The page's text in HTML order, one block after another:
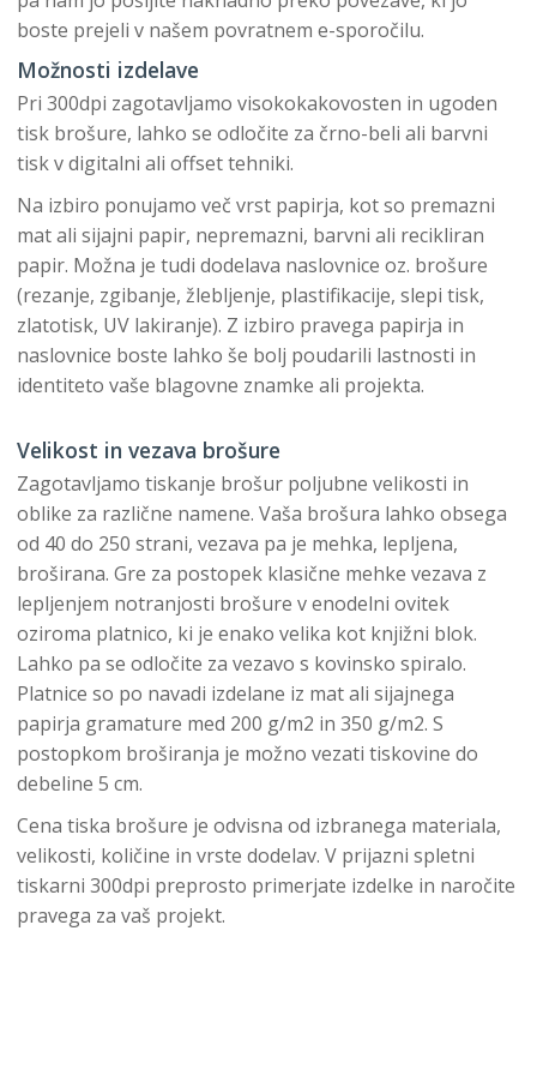
boste prejeli v našem povratnem e-sporočilu.
Možnosti izdelave
Pri 300dpi zagotavljamo visokokakovosten in ugoden
tisk brošure, lahko se odločite za črno-beli ali barvni
tisk v digitalni ali offset tehniki.
Na izbiro ponujamo več vrst papirja, kot so premazni
mat ali sijajni papir, nepremazni, barvni ali recikliran
papir. Možna je tudi dodelava naslovnice oz. brošure
(rezanje, zgibanje, žlebljenje, plastifikacije, slepi tisk,
zlatotisk, UV lakiranje). Z izbiro pravega papirja in
naslovnice boste lahko še bolj poudarili lastnosti in
identiteto vaše blagovne znamke ali projekta.
Velikost in vezava brošure
Zagotavljamo tiskanje brošur poljubne velikosti in
oblike za različne namene. Vaša brošura lahko obsega
od 40 do 250 strani, vezava pa je mehka, lepljena,
broširana. Gre za postopek klasične mehke vezava z
lepljenjem notranjosti brošure v enodelni ovitek
oziroma platnico, ki je enako velika kot knjižni blok.
Lahko pa se odločite za vezavo s kovinsko spiralo.
Platnice so po navadi izdelane iz mat ali sijajnega
papirja gramature med 200 g/m2 in 350 g/m2. S
postopkom broširanja je možno vezati tiskovine do
debeline 5 cm.
Cena tiska brošure je odvisna od izbranega materiala,
velikosti, količine in vrste dodelav. V prijazni spletni
tiskarni 300dpi preprosto primerjate izdelke in naročite
pravega za vaš projekt.